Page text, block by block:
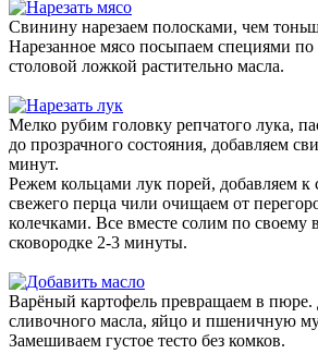
Свинину нарезаем полосками, чем
Нарезанное мясо посыпаем специями
столовой ложкой растительно масла.
Мелко рубим головку репчатого лука,
до прозрачного состояния, добавляем
минут.
Режем кольцами лук порей, добавляем к
свежего перца чили очищаем от
колечками. Все вместе солим по своему
сковородке 2-3 минуты.
Варёный картофель превращаем в
сливочного масла, яйцо и пшеничную
Замешиваем густое тесто без комков.